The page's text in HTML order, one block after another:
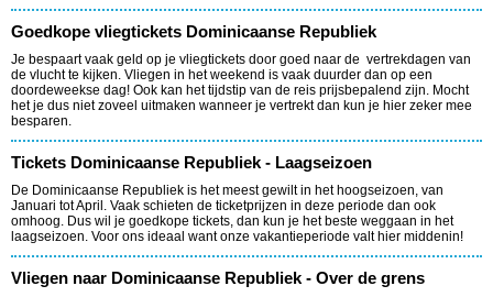
Goedkope vliegtickets Dominicaanse Republiek
Je bespaart vaak geld op je vliegtickets door goed naar de vertrekdagen van
de vlucht te kijken. Vliegen in het weekend is vaak duurder dan op een
doordeweekse dag! Ook kan het tijdstip van de reis prijsbepalend zijn. Mocht
het je dus niet zoveel uitmaken wanneer je vertrekt dan kun je hier zeker mee
besparen.
Tickets Dominicaanse Republiek - Laagseizoen
De Dominicaanse Republiek is het meest gewilt in het hoogseizoen, van
Januari tot April. Vaak schieten de ticketprijzen in deze periode dan ook
omhoog. Dus wil je goedkope tickets, dan kun je het beste weggaan in het
laagseizoen. Voor ons ideaal want onze vakantieperiode valt hier middenin!
Vliegen naar Dominicaanse Republiek - Over de grens